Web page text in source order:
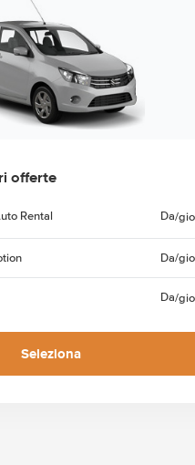
offerte
Rental Da/
Da/
Da/
Seleziona